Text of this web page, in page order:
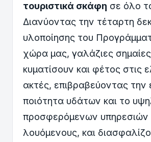
τουριστικά σκάφη σε όλο
Διανύοντας την τέταρτη
υλοποίησης του
χώρα μας, γαλάζιες
κυματίσουν και φέτος στις
ακτές, επιβραβεύοντας την
ποιότητα υδάτων και το
προσφερόμενων υπηρεσιών
λουόμενους, και